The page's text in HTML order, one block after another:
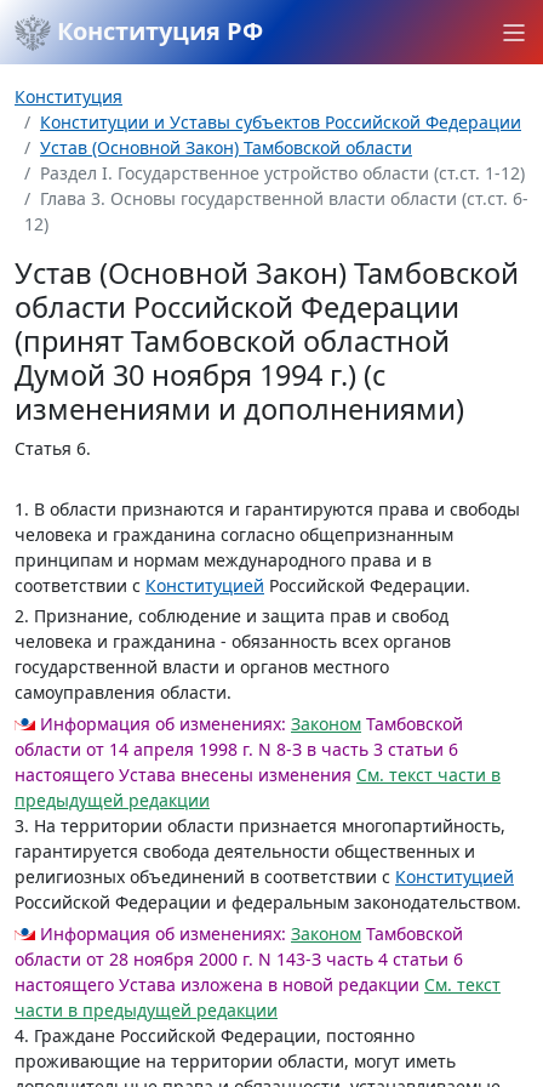
Конституция РФ
Конституция
Конституции и Уставы субъектов Российской Федерации
Устав (Основной Закон) Тамбовской области
Раздел I. Государственное устройство области (ст.ст. 1-12)
Глава 3. Основы государственной власти области (ст.ст. 6-
12)
Устав (Основной Закон) Тамбовской
области Российской Федерации
(принят Тамбовской областной
Думой 30 ноября 1994 г.) (с
изменениями и дополнениями)
Статья 6.
1. В области признаются и гарантируются права и свободы
человека и гражданина согласно общепризнанным
принципам и нормам международного права и в
соответствии с Конституцией Российской Федерации.
2. Признание, соблюдение и защита прав и свобод
человека и гражданина - обязанность всех органов
государственной власти и органов местного
самоуправления области.
Информация об изменениях: Законом Тамбовской
области от 14 апреля 1998 г. N 8-З в часть 3 статьи 6
настоящего Устава внесены изменения См. текст части в
предыдущей редакции
3. На территории области признается многопартийность,
гарантируется свобода деятельности общественных и
религиозных объединений в соответствии с Конституцией
Российской Федерации и федеральным законодательством.
Информация об изменениях: Законом Тамбовской
области от 28 ноября 2000 г. N 143-З часть 4 статьи 6
настоящего Устава изложена в новой редакции См. текст
части в предыдущей редакции
4. Граждане Российской Федерации, постоянно
проживающие на территории области, могут иметь